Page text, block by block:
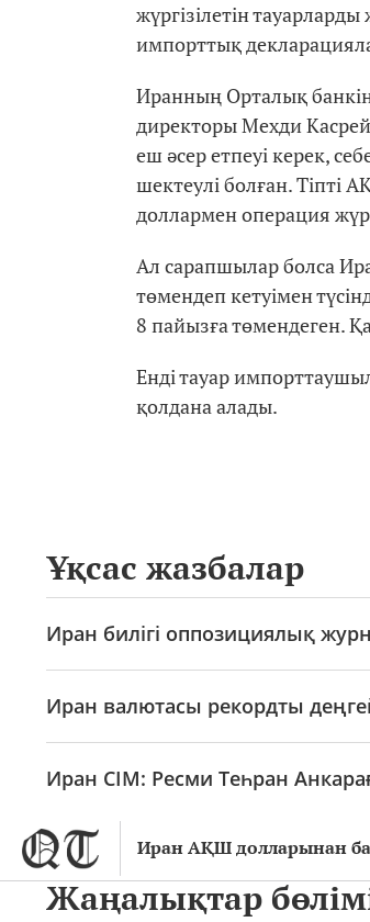
Иран АҚШ долларынан
жүргізілетін
импорттық
Иранның Орталық
директоры Мехди
еш әсер етпеуі керек,
шектеулі болған. Тіпті
доллармен операция
Ал сарапшылар болса
төмендеп кетуімен
8 пайызға төмендеген.
Енді тауар
қолдана алады.
Ұқсас жазбалар
Иран билігі оппозициялық
Иран валютасы рекордты
Иран СІМ: Ресми Теһран
Жаңалықтар